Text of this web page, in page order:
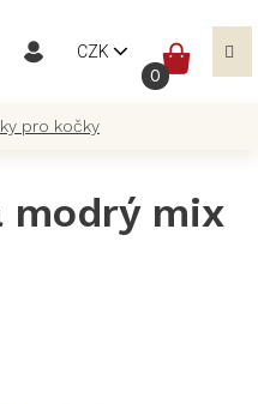
CZK
pro kočky
modrý mix